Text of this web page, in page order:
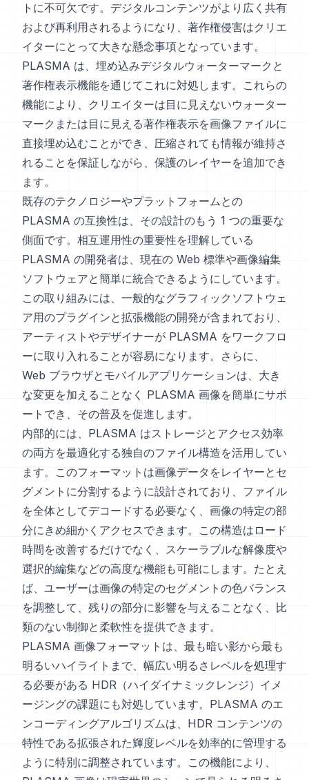
トに不可欠です。デジタルコンテンツがより広く共有
および再利用されるようになり、著作権侵害はクリエ
イターにとって大きな懸念事項となっています。
PLASMA は、埋め込みデジタルウォーターマークと
著作権表示機能を通じてこれに対処します。これらの
機能により、クリエイターは目に見えないウォーター
マークまたは目に見える著作権表示を画像ファイルに
直接埋め込むことができ、圧縮されても情報が維持さ
れることを保証しながら、保護のレイヤーを追加でき
ます。
既存のテクノロジーやプラットフォームとの
PLASMA の互換性は、その設計のもう 1 つの重要な
側面です。相互運用性の重要性を理解している
PLASMA の開発者は、現在の Web 標準や画像編集
ソフトウェアと簡単に統合できるようにしています。
この取り組みには、一般的なグラフィックソフトウェ
ア用のプラグインと拡張機能の開発が含まれており、
アーティストやデザイナーが PLASMA をワークフロ
ーに取り入れることが容易になります。さらに、
Web ブラウザとモバイルアプリケーションは、大き
な変更を加えることなく PLASMA 画像を簡単にサポ
ートでき、その普及を促進します。
内部的には、PLASMA はストレージとアクセス効率
の両方を最適化する独自のファイル構造を活用してい
ます。このフォーマットは画像データをレイヤーとセ
グメントに分割するように設計されており、ファイル
を全体としてデコードする必要なく、画像の特定の部
分にきめ細かくアクセスできます。この構造はロード
時間を改善するだけでなく、スケーラブルな解像度や
選択的編集などの高度な機能も可能にします。たとえ
ば、ユーザーは画像の特定のセグメントの色バランス
を調整して、残りの部分に影響を与えることなく、比
類のない制御と柔軟性を提供できます。
PLASMA 画像フォーマットは、最も暗い影から最も
明るいハイライトまで、幅広い明るさレベルを処理す
る必要がある HDR（ハイダイナミックレンジ）イメ
ージングの課題にも対処しています。PLASMA のエ
ンコーディングアルゴリズムは、HDR コンテンツの
特性である拡張された輝度レベルを効率的に管理する
ように特別に調整されています。この機能により、